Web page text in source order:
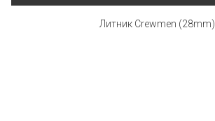
Литник Crewmen (28mm)